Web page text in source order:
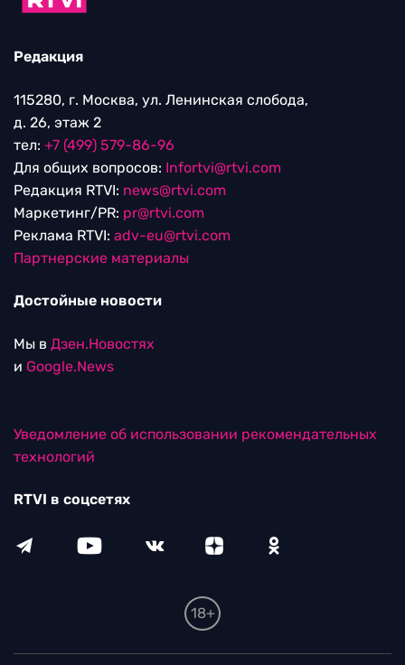
Редакция
115280, г. Москва, ул. Ленинская слобода,
д. 26, этаж 2
тел: +7 (499) 579-86-96
Для общих вопросов: Infortvi@rtvi.com
Редакция RTVI: news@rtvi.com
Маркетинг/PR: pr@rtvi.com
Реклама RTVI: adv-eu@rtvi.com
Партнерские материалы
Достойные новости
Мы в Дзен.Новостях
и Google.News
Уведомление об использовании рекомендательных
технологий
RTVI в соцсетях
18+